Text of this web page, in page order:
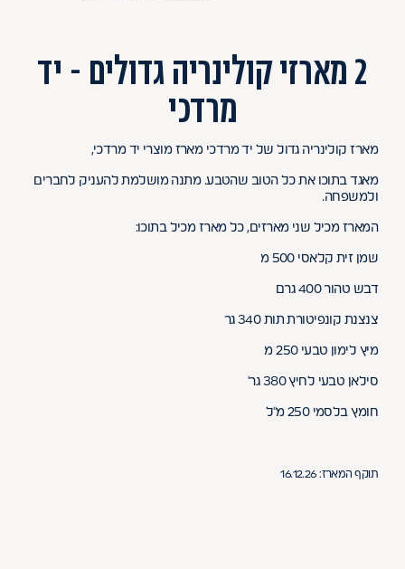
2 מארזי קולינריה גדולים - יד
מרדכי
מארז קולינריה גדול של יד מרדכי מארז מוצרי יד מרדכי,
מאגד בתוכו את כל הטוב שהטבע. מתנה מושלמת להעניק לחברים
ולמשפחה.
המארז מכיל שני מארזים, כל מארז מכיל בתוכו:
שמן זית קלאסי 500 מ
דבש טהור 400 גרם
צנצנת קונפיטורת תות 340 גר
מיץ לימון טבעי 250 מ
סילאן טבעי לחיץ 380 גר'
חומץ בלסמי 250 מ''ל
תוקף המארז: 16.12.26